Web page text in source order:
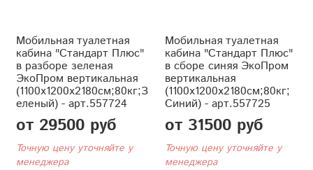
Мобильная туалетная
кабина "Стандарт Плюс"
в разборе зеленая
ЭкоПром вертикальная
(1100x1200x2180см;80кг;З
еленый) - арт.557724
от 29500 руб
Точную цену уточняйте у
менеджера
Мобильная туалетная
кабина "Стандарт Плюс"
в сборе синяя ЭкоПром
вертикальная
(1100x1200x2180см;80кг;
Синий) - арт.557725
от 31500 руб
Точную цену уточняйте у
менеджера